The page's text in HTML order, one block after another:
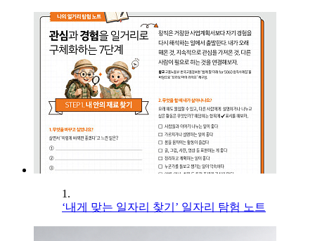
1.
‘내게 맞는 일자리 찾기’ 일자리 탐험 노트